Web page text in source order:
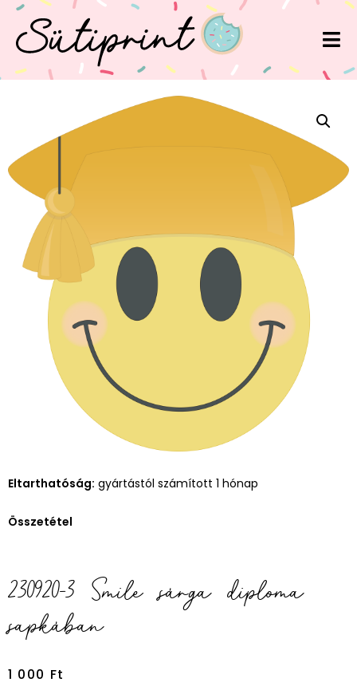
Eltarthatóság: gyártástól számított 1 hónap
Összetétel
230920-3 Smile sárga diploma
sapkában
1 000 Ft